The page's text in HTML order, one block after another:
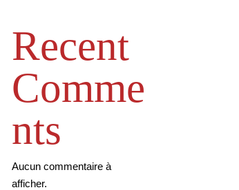
Recent
Comme
nts
Aucun commentaire à
afficher.